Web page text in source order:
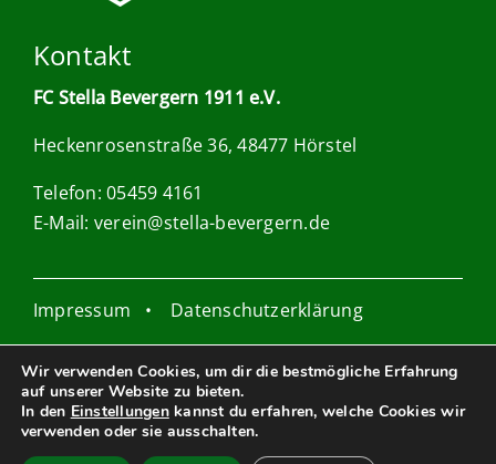
Kontakt
FC Stella Bevergern 1911 e.V.
Heckenrosenstraße 36, 48477 Hörstel
Telefon: 05459 4161
E-Mail: verein@stella-bevergern.de
Impressum • Datenschutzerklärung
Webdesign: Anna Dudy
Wir verwenden Cookies, um dir die bestmögliche Erfahrung
auf unserer Website zu bieten.
In den Einstellungenkannst du erfahren, welche Cookies wir
verwenden oder sie ausschalten.